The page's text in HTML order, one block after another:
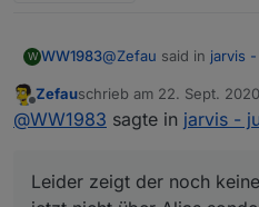
W WW1983@Zefau said in jarvis
@WW1983sagte in
Ich weiß ist
nicht über Alias
hinzugefügt:
Offline
Zefauschrieb am 22. Sept.
zuletzt editiert von
@WW1983 sagte in jarvis -
Leider zeigt der noch